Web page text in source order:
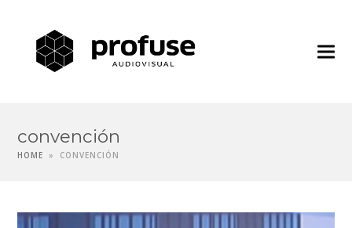
convención
HOME » CONVENCIÓN